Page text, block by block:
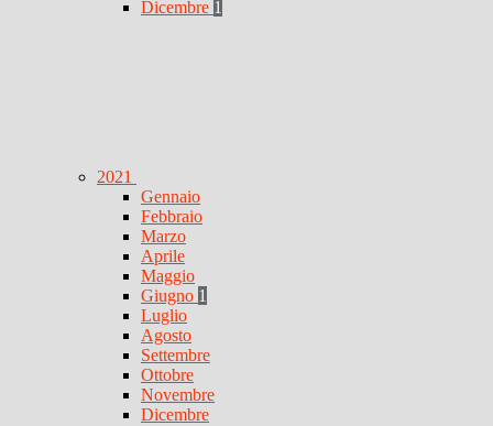
Dicembre 1
2021
Gennaio
Febbraio
Marzo
Aprile
Maggio
Giugno 1
Luglio
Agosto
Settembre
Ottobre
Novembre
Dicembre